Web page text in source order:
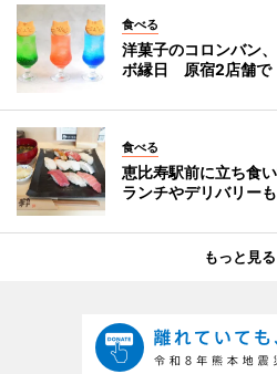
食べる
洋菓子のコロンバン
ボ縁日 原宿2店舗で
食べる
恵比寿駅前に立ち食
ランチやデリバリーも
もっと見る